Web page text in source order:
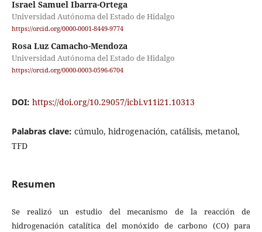
Israel Samuel Ibarra-Ortega
Universidad Autónoma del Estado de Hidalgo
https://orcid.org/0000-0001-8449-9774
Rosa Luz Camacho-Mendoza
Universidad Autónoma del Estado de Hidalgo
https://orcid.org/0000-0003-0596-6704
DOI: https://doi.org/10.29057/icbi.v11i21.10313
Palabras clave: cúmulo, hidrogenación, catálisis, metanol,
TFD
Resumen
Se realizó un estudio del mecanismo de la reacción de
hidrogenación catalítica del monóxido de carbono (CO) para